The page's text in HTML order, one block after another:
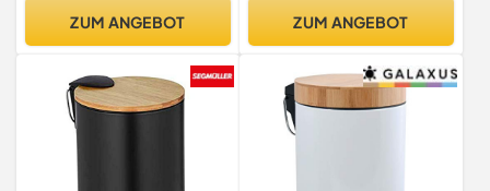
Rasiererhalter, Langlebiges
ZUM ANGEBOT
Zahnputzbecher,
Wattestäbchenbehälter für
modernes Bad
ZUM ANGEBOT